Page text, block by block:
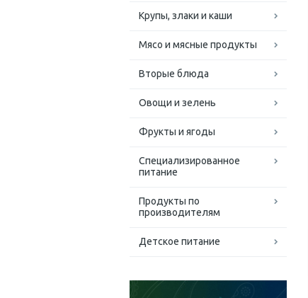
Крупы, злаки и каши
Мясо и мясные продукты
Вторые блюда
Овощи и зелень
Фрукты и ягоды
Специализированное
питание
Продукты по
производителям
Детское питание